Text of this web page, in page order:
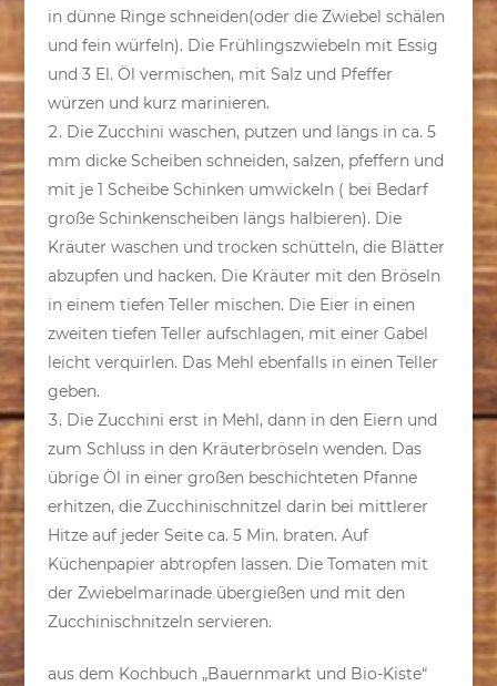
in dünne Ringe schneiden(oder die Zwiebel schälen
und fein würfeln). Die Frühlingszwiebeln mit Essig
und 3 El. Öl vermischen, mit Salz und Pfeffer
würzen und kurz marinieren.
Die Zucchini waschen, putzen und längs in ca. 5
mm dicke Scheiben schneiden, salzen, pfeffern und
mit je 1 Scheibe Schinken umwickeln ( bei Bedarf
große Schinkenscheiben längs halbieren). Die
Kräuter waschen und trocken schütteln, die Blätter
abzupfen und hacken. Die Kräuter mit den Bröseln
in einem tiefen Teller mischen. Die Eier in einen
zweiten tiefen Teller aufschlagen, mit einer Gabel
leicht verquirlen. Das Mehl ebenfalls in einen Teller
geben.
Die Zucchini erst in Mehl, dann in den Eiern und
zum Schluss in den Kräuterbröseln wenden. Das
übrige Öl in einer großen beschichteten Pfanne
erhitzen, die Zucchinischnitzel darin bei mittlerer
Hitze auf jeder Seite ca. 5 Min. braten. Auf
Küchenpapier abtropfen lassen. Die Tomaten mit
der Zwiebelmarinade übergießen und mit den
Zucchinischnitzeln servieren.
aus dem Kochbuch „Bauernmarkt und Bio-Kiste“